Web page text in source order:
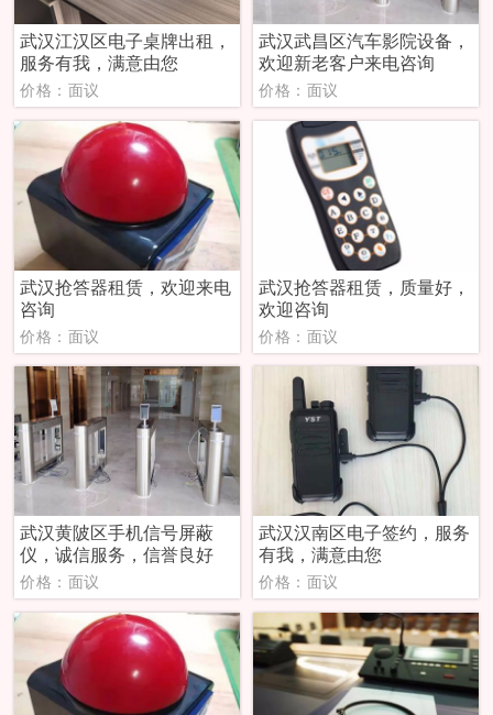
武汉江汉区电子桌牌出租，
服务有我，满意由您
价格：面议
武汉武昌区汽车影院设备，
欢迎新老客户来电咨询
价格：面议
武汉抢答器租赁，欢迎来电
咨询
价格：面议
武汉抢答器租赁，质量好，
欢迎咨询
价格：面议
武汉黄陂区手机信号屏蔽
仪，诚信服务，信誉良好
价格：面议
武汉汉南区电子签约，服务
有我，满意由您
价格：面议